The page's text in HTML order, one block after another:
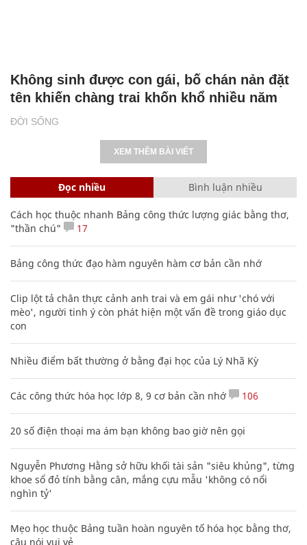
ĐỜI SỐNG
Không sinh được con gái, bố chán nản đặt
tên khiến chàng trai khốn khổ nhiều năm
XEM THÊM BÀI VIẾT
Đọc nhiều Bình luận nhiều
Cách học thuộc nhanh Bảng công thức lượng giác bằng thơ,
"thần chú"
17
Bảng công thức đạo hàm nguyên hàm cơ bản cần nhớ
Clip lột tả chân thực cảnh anh trai và em gái như 'chó với
mèo', người tinh ý còn phát hiện một vấn đề trong giáo dục
con
Nhiều điểm bất thường ở bằng đại học của Lý Nhã Kỳ
Các công thức hóa học lớp 8, 9 cơ bản cần nhớ 106
20 số điện thoại ma ám bạn không bao giờ nên gọi
Nguyễn Phương Hằng sở hữu khối tài sản "siêu khủng", từng
khoe sổ đỏ tính bằng cân, mắng cựu mẫu 'không có nổi
nghìn tỷ'
Mẹo học thuộc Bảng tuần hoàn nguyên tố hóa học bằng thơ,
câu nói vui vẻ